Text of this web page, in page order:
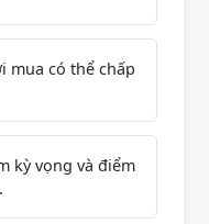
mua có thể chấp
kỳ vọng và điểm